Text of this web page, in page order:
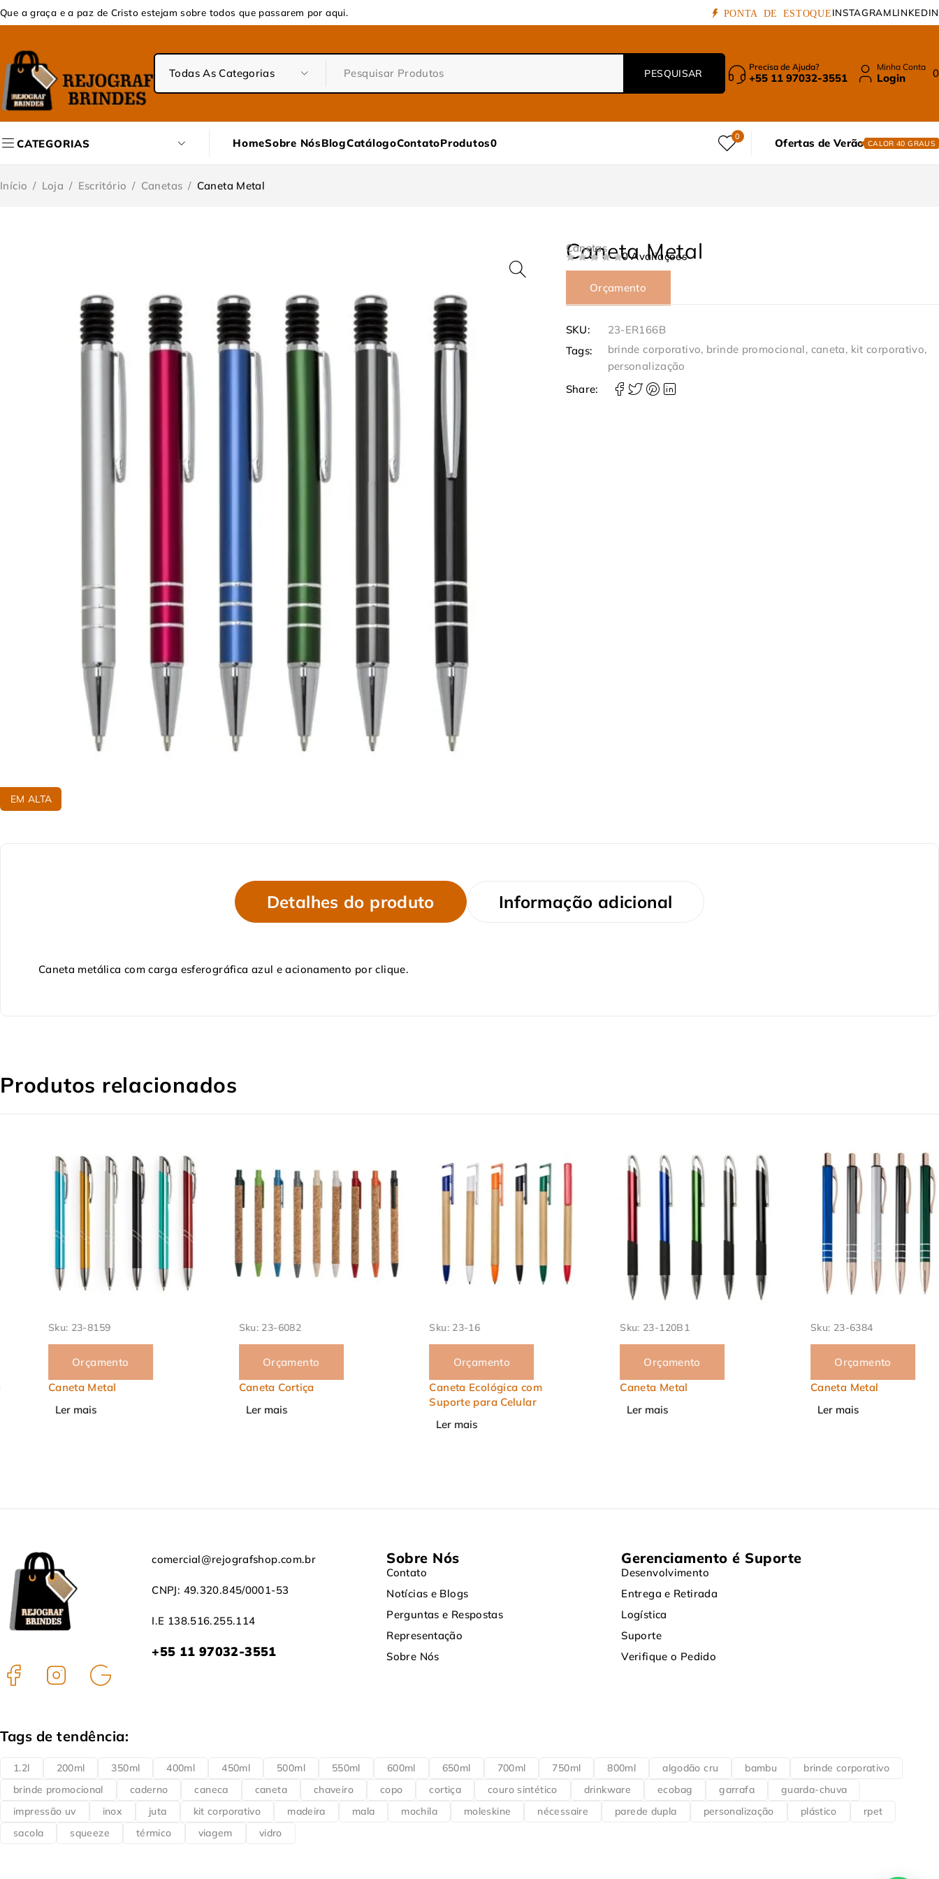
Que a graça e a paz de Cristo estejam sobre todos que passarem por aqui. PONTA DE ESTOQUE INSTAGRAMLINKEDIN
Precisa de Ajuda?
+55 11 97032-3551
Minha Conta
Login 0
CATEGORIAS HomeSobre NósBlogCatálogoContatoProdutos0 0 Ofertas de Verão CALOR 40 GRAUS
Início / Loja / Escritório / Canetas / Caneta Metal
EM ALTA
Canetas
Caneta Metal
0 Avaliações
Orçamento
SKU:
23-ER166B
Tags:
brinde corporativo, brinde promocional, caneta, kit corporativo,
personalização
Share:
Detalhes do produto Informação adicional
Caneta metálica com carga esferográfica azul e acionamento por clique.
Produtos relacionados
23-8159
Orçamento
Caneta Metal
Ler mais
23-6082
Orçamento
Caneta Cortiça
Ler mais
23-16
Orçamento
Caneta Ecológica com
Suporte para Celular
Ler mais
23-120B1
Orçamento
Caneta Metal
Ler mais
23-6384
Orçamento
Caneta Metal
Ler mais
comercial@rejografshop.com.br
CNPJ: 49.320.845/0001-53
I.E 138.516.255.114
+55 11 97032-3551
Sobre Nós
Contato
Notícias e Blogs
Perguntas e Respostas
Representação
Sobre Nós
Gerenciamento é Suporte
Desenvolvimento
Entrega e Retirada
Logística
Suporte
Verifique o Pedido
Tags de tendência:
1.2l 200ml 350ml 400ml 450ml 500ml 550ml 600ml 650ml 700ml 750ml 800ml algodão cru bambu
brinde corporativo
brinde promocional
caderno caneca caneta chaveiro copo cortiça couro sintético drinkware ecobag garrafa
guarda-chuva
impressão uv
inox juta kit corporativo madeira mala mochila moleskine nécessaire parede dupla personalização plástico
rpet
sacola
squeeze térmico viagem vidro